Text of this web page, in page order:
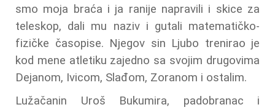
smo moja braća i ja ranije napravili i skice za
teleskop, dali mu naziv i gutali matematičko-
fizičke časopise. Njegov sin Ljubo trenirao je
kod mene atletiku zajedno sa svojim drugovima
Dejanom, Ivicom, Slađom, Zoranom i ostalim.
Lužačanin Uroš Bukumira, padobranac i